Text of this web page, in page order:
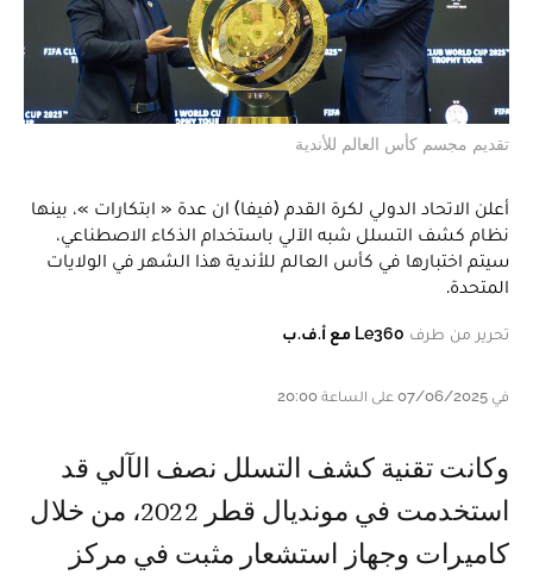
تقديم مجسم كأس العالم للأندية
أعلن الاتحاد الدولي لكرة القدم (فيفا) ان عدة « ابتكارات »، بينها
نظام كشف التسلل شبه الآلي باستخدام الذكاء الاصطناعي،
سيتم اختبارها في كأس العالم للأندية هذا الشهر في الولايات
المتحدة.
تحرير من طرف Le360 مع أ.ف.ب
في 07/06/2025 على الساعة 20:00
وكانت تقنية كشف التسلل نصف الآلي قد
استخدمت في مونديال قطر 2022، من خلال
كاميرات وجهاز استشعار مثبت في مركز